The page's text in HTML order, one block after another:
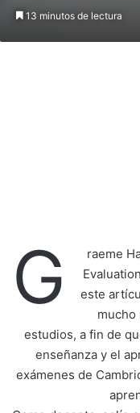
13 minutos de lectura
G
raeme
este
mucho
estudios, a fin de
enseñanza y el
exámenes de